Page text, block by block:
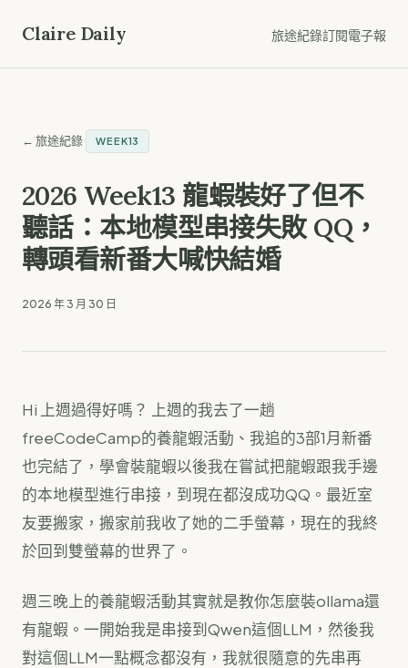
Claire Daily 旅途紀錄訂閱電子報
← 旅途紀錄 WEEK13
2026 Week13 龍蝦裝好了但不
聽話：本地模型串接失敗 QQ，
轉頭看新番大喊快結婚
2026 年 3 月 30 日
Hi 上週過得好嗎？ 上週的我去了一趟
freeCodeCamp的養龍蝦活動、我追的3部1月新番
也完結了，學會裝龍蝦以後我在嘗試把龍蝦跟我手邊
的本地模型進行串接，到現在都沒成功QQ。最近室
友要搬家，搬家前我收了她的二手螢幕，現在的我終
於回到雙螢幕的世界了。
週三晚上的養龍蝦活動其實就是教你怎麼裝ollama還
有龍蝦。一開始我是串接到Qwen這個LLM，然後我
對這個LLM一點概念都沒有，我就很隨意的先串再